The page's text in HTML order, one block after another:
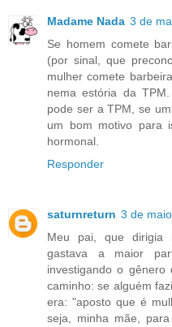
Madame Nada 3 de
Se homem comete
(por sinal, que
mulher comete
nema estória da
pode ser a TPM, se
um bom motivo para
hormonal.
Responder
saturnreturn 3 de
Meu pai, que dirigia
gastava a maior
investigando o gênero
caminho: se alguém
era: "aposto que é
seja, minha mãe,